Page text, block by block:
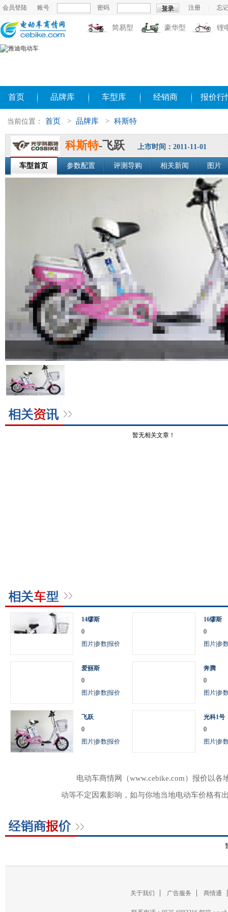
会员登陆 账号 密码 注册 忘
简易型 豪华型 锂
首页 品牌库 车型库 经销商 报价行
当前位置： 首页 > 品牌库 > 科斯特
科斯特-飞跃 上市时间：2011-11-01
车型首页 参数配置 评测导购 相关新闻 图片
暂无相关文章！
14缪斯
0
图片参数报价
16缪斯
0
图片参
爱丽斯
0
图片参数报价
奔腾
0
图片参
飞跃
0
图片参数报价
光科1号
0
图片参
电动车商情网（www.cebike.com）报价以
动等不定因素影响，如与你地当地电动车价格有
关于我们 广告服务 商情通